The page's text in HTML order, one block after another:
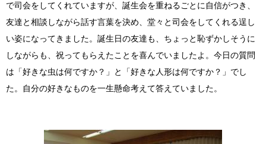
で司会をしてくれていますが、誕生会を重ねるごとに自信がつき、
友達と相談しながら話す言葉を決め、堂々と司会をしてくれる逞し
い姿になってきました。誕生日の友達も、ちょっと恥ずかしそうに
しながらも、祝ってもらえたことを喜んでいましたよ。今日の質問
は「好きな虫は何ですか？」と「好きな人形は何ですか？」でし
た。自分の好きなものを一生懸命考えて答えていました。